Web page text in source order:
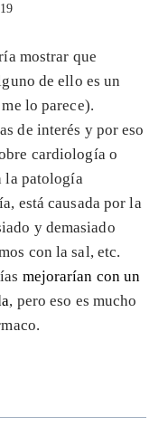
mostrar que
de ello es un
lo parece).
de interés y por eso
cardiología o
la patología
está causada por la
y demasiado
con la sal, etc.
mejorarían con un
, pero eso es mucho